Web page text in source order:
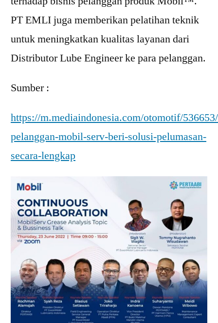
PT EMLI juga memberikan pelatihan teknik
untuk meningkatkan kualitas layanan dari
Distributor Lube Engineer ke para pelanggan.
Sumber :
https://m.mediaindonesia.com/otomotif/
pelanggan-mobil-serv-beri-solusi-pelumasan-
secara-lengkap